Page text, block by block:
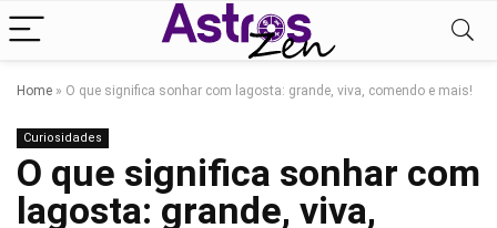
Home » O que significa sonhar com lagosta: grande, viva, comendo e mais!
Curiosidades
O que significa sonhar com
lagosta: grande, viva,